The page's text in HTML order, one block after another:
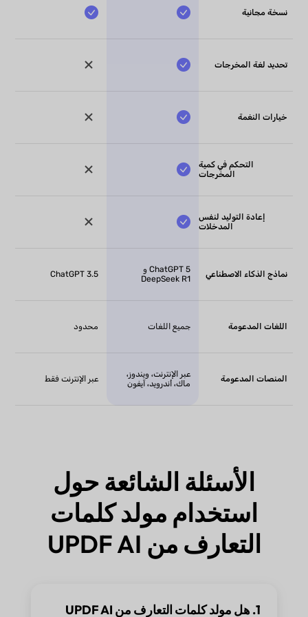
نسخة مجانية
تحديد لغة المخرجات
خيارات النغمة
التحكم في كمية
المخرجات
إعادة التوليد لنفس
المدخلات
نماذج الذكاء الاصطناعي
ChatGPT 5 و
DeepSeek R1
ChatGPT 3.5
اللغات المدعومة جميع اللغات محدود
المنصات المدعومة
عبر الإنترنت، ويندوز،
ماك، أندرويد، آيفون
عبر الإنترنت فقط
الأسئلة الشائعة حول
استخدام مولد كلمات
التعارف من UPDF AI
1. هل مولد كلمات التعارف من UPDF AI